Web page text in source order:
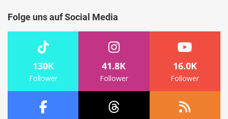
Folge uns auf Social Media
130K
Follower
41.8K
Follower
16.0K
Follower